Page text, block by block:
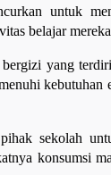
untuk
belajar
yang
kebutuhan
sekolah
konsumsi